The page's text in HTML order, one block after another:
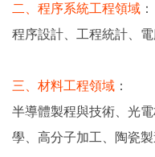
二、程序系統工程領域 ：
程序設計、工程統計、電
三、材料工程領域 ：
半導體製程與技術、光
學、高分子加工、陶瓷製